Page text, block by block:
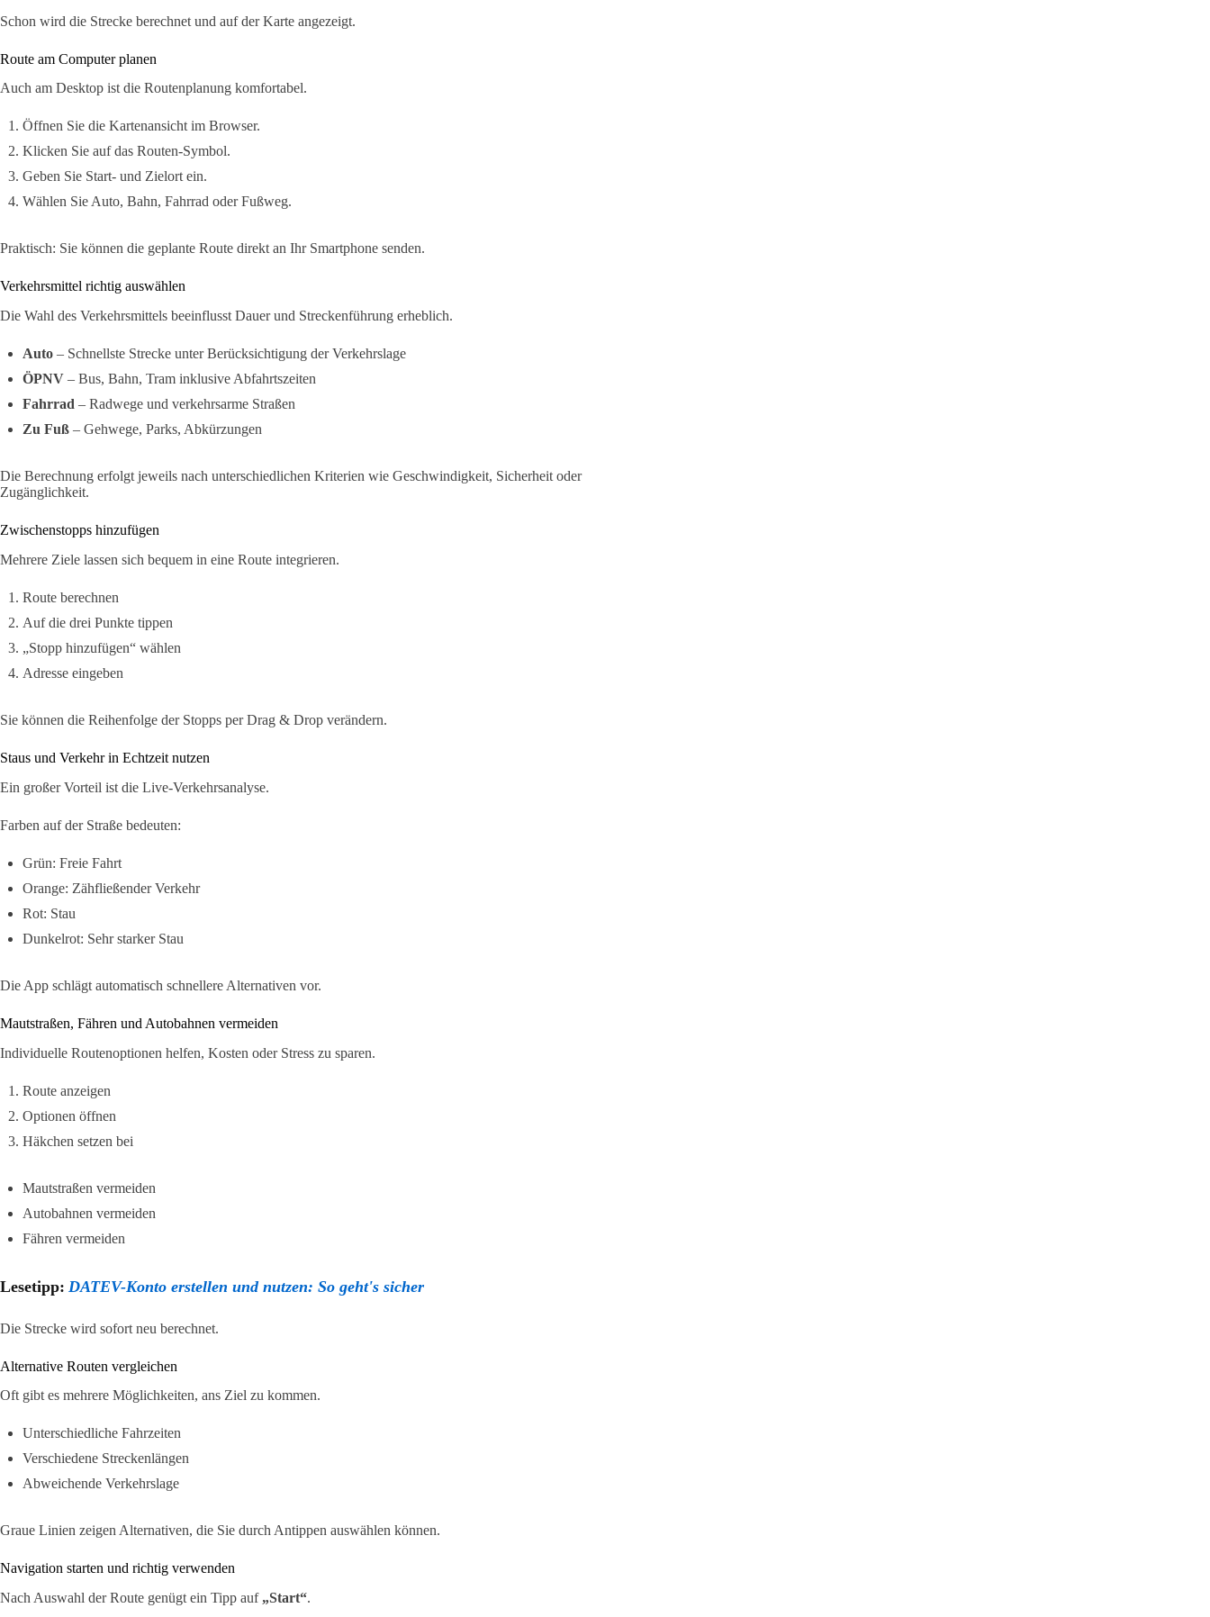
Schon wird die Strecke berechnet und auf der Karte angezeigt.
Route am Computer planen
Auch am Desktop ist die Routenplanung komfortabel.
Öffnen Sie die Kartenansicht im Browser.
Klicken Sie auf das Routen-Symbol.
Geben Sie Start- und Zielort ein.
Wählen Sie Auto, Bahn, Fahrrad oder Fußweg.
Praktisch: Sie können die geplante Route direkt an Ihr Smartphone senden.
Verkehrsmittel richtig auswählen
Die Wahl des Verkehrsmittels beeinflusst Dauer und Streckenführung erheblich.
Auto – Schnellste Strecke unter Berücksichtigung der Verkehrslage
ÖPNV – Bus, Bahn, Tram inklusive Abfahrtszeiten
Fahrrad – Radwege und verkehrsarme Straßen
Zu Fuß – Gehwege, Parks, Abkürzungen
Die Berechnung erfolgt jeweils nach unterschiedlichen Kriterien wie Geschwindigkeit, Sicherheit oder
Zugänglichkeit.
Zwischenstopps hinzufügen
Mehrere Ziele lassen sich bequem in eine Route integrieren.
Route berechnen
Auf die drei Punkte tippen
„Stopp hinzufügen“ wählen
Adresse eingeben
Sie können die Reihenfolge der Stopps per Drag & Drop verändern.
Staus und Verkehr in Echtzeit nutzen
Ein großer Vorteil ist die Live-Verkehrsanalyse.
Farben auf der Straße bedeuten:
Grün: Freie Fahrt
Orange: Zähfließender Verkehr
Rot: Stau
Dunkelrot: Sehr starker Stau
Die App schlägt automatisch schnellere Alternativen vor.
Mautstraßen, Fähren und Autobahnen vermeiden
Individuelle Routenoptionen helfen, Kosten oder Stress zu sparen.
Route anzeigen
Optionen öffnen
Häkchen setzen bei
Mautstraßen vermeiden
Autobahnen vermeiden
Fähren vermeiden
Lesetipp: DATEV-Konto erstellen und nutzen: So geht's sicher
Die Strecke wird sofort neu berechnet.
Alternative Routen vergleichen
Oft gibt es mehrere Möglichkeiten, ans Ziel zu kommen.
Unterschiedliche Fahrzeiten
Verschiedene Streckenlängen
Abweichende Verkehrslage
Graue Linien zeigen Alternativen, die Sie durch Antippen auswählen können.
Navigation starten und richtig verwenden
Nach Auswahl der Route genügt ein Tipp auf „Start“.